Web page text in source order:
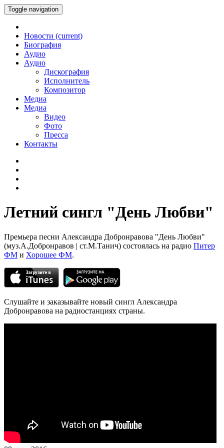
Toggle navigation
Новости (current)
Биография
Аудио
Аудио
Дискография
Исполнитель
Композитор
Медиа
Медиа
Видео
Фото
Пресса
Контакты
Летний сингл "День Любви"
Премьера песни Александра Добронравова "День Любви"
(муз.А.Добронравов | ст.М.Танич) состоялась на радио Питер
ФМ и Хорошее ФМ.
Слушайте и заказывайте новый сингл Александра
Добронравова на радиостанциях страны.